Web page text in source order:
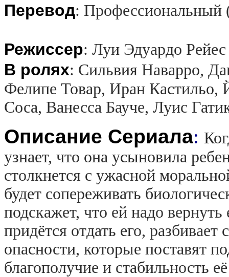
Перевод: Профессиональный
Режиссер: Луи Эдуардо Рейес
В ролях: Сильвия Наварро,
Фелипе Товар, Иран Кастильо,
Соса, Ванесса Бауче, Луис
Описание Сериала:
узнает, что она усыновила
столкнется с ужасной
будет сопереживать
подскажет, что ей надо
придётся отдать его,
опасности, которые поставят
благополучие и стабильность